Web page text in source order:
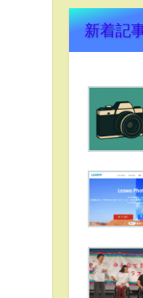
新着記